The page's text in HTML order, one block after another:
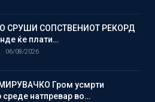
СРУШИ СОПСТВЕНИОТ РЕКОРД
ќе плати…
06/08/2026
Гром усмрти
натпревар во…